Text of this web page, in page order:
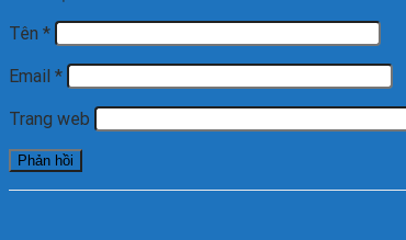
Tên *
Email *
Trang web